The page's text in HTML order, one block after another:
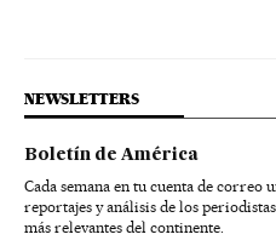
NEWSLETTERS
Boletín de América
Cada semana en tu cuenta de correo
reportajes y análisis de los
más relevantes del continente.